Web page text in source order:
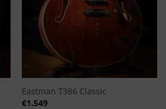
Eastman T386 Classic
€1.549